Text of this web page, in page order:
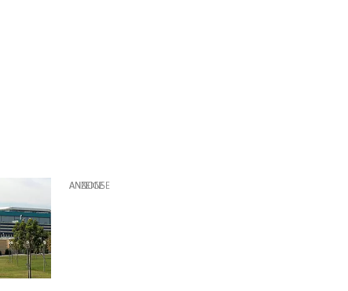
ANZEIGE